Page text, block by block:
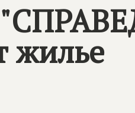
жилье